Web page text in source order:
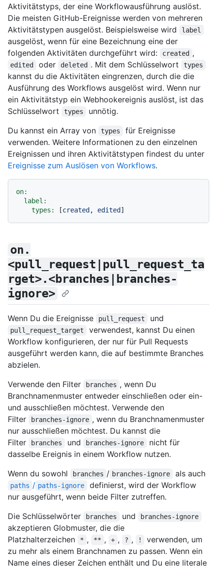
Aktivitätstyps, der eine Workflowausführung auslöst.
Die meisten GitHub-Ereignisse werden von mehreren
Aktivitätstypen ausgelöst. Beispielsweise wird
label
ausgelöst, wenn für eine Bezeichnung eine der
folgenden Aktivitäten durchgeführt wird:
created ,
edited oder deleted . Mit dem Schlüsselwort types
kannst du die Aktivitäten eingrenzen, durch die die
Ausführung des Workflows ausgelöst wird. Wenn nur
ein Aktivitätstyp ein Webhookereignis auslöst, ist das
Schlüsselwort
types
unnötig.
Du kannst ein Array von
types
für Ereignisse
verwenden. Weitere Informationen zu den einzelnen
Ereignissen und ihren Aktivitätstypen findest du unter
Ereignisse zum Auslösen von Workflows.
on:
label:
types:
[created , edited
on.
<pull_request|pull_request_ta
rget>.<branches|branches-
ignore>
Wenn Du die Ereignisse pull_request und
pull_request_target
verwendest, kannst Du einen
Workflow konfigurieren, der nur für Pull Requests
ausgeführt werden kann, die auf bestimmte Branches
abzielen.
Verwende den Filter
branches , wenn Du
Branchnamenmuster entweder einschließen oder ein-
und ausschließen möchtest. Verwende den
Filter
branches-ignore , wenn du Branchnamenmuster
nur ausschließen möchtest. Du kannst die
Filter
branches und branches-ignore
nicht für
dasselbe Ereignis in einem Workflow nutzen.
Wenn du sowohl
branches / branches-ignore als auch
paths / paths-ignore
definierst, wird der Workflow
nur ausgeführt, wenn beide Filter zutreffen.
Die Schlüsselwörter
branches und branches-ignore
akzeptieren Globmuster, die die
Platzhalterzeichen
* , ** , + , ? , !
verwenden, um
zu mehr als einem Branchnamen zu passen. Wenn ein
Name eines dieser Zeichen enthält und Du eine literale